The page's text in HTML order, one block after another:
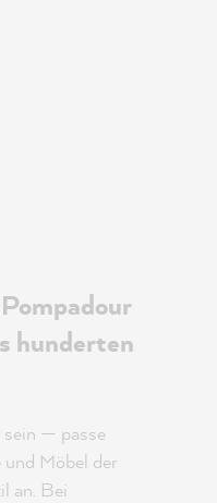
hunderten
sein — passe
Möbel der
an. Bei